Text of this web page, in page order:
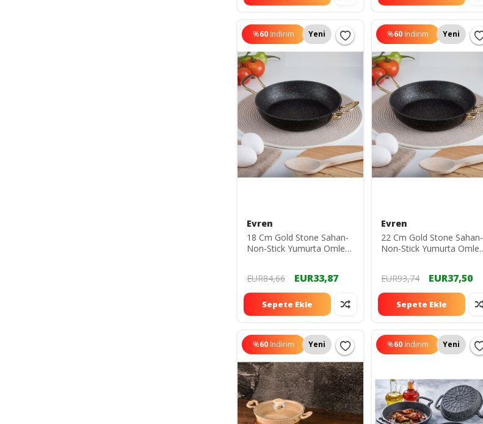
%60 İndirim Yeni
Evren
18 Cm Gold Stone Sahan-
Non-Stick Yumurta Omlet
EUR84,66
EUR33,87
Sepete Ekle
%60 İndirim Yeni
Evren
22 Cm Gold Stone Sahan-
Non-Stick Yumurta Omlet
EUR93,74
EUR37,50
Sepete Ekle
%60 İndirim Yeni %60 İndirim Yeni